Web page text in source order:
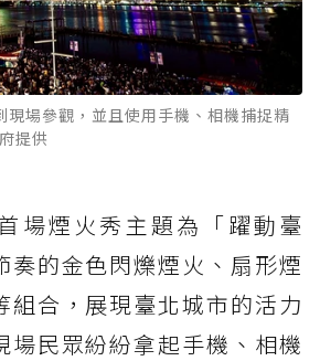
現場參觀，並且使用手機、相機捕捉精
提供
場煙火秀主題為「躍動臺
奏的金色閃爍煙火、扇形煙
組合，展現臺北城市的活力
場民眾紛紛拿起手機、相機